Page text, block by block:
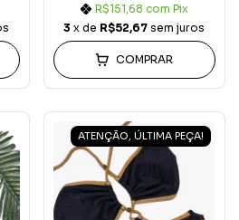
R$151,68 com Pix
3 x de R$52,67 sem juros
COMPRAR
ATENÇÃO, ÚLTIMA PEÇA!